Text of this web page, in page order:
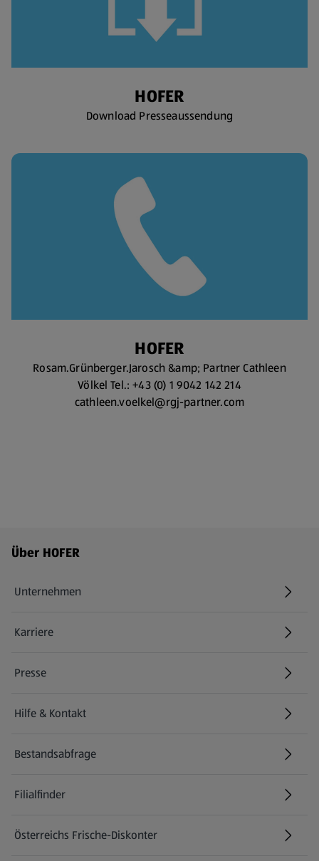
HOFER
Download Presseaussendung
HOFER
Rosam.Grünberger.Jarosch &amp; Partner Cathleen
Völkel Tel.: +43 (0) 1 9042 142 214
cathleen.voelkel@rgj-partner.com
Fußzeilenmenü - weitere Links
Über HOFER
Unternehmen
Karriere
(öffnet in einem neuen Tab)
Presse
Hilfe & Kontakt
(öffnet in einem neuen Tab)
Bestandsabfrage
(öffnet in einem neuen Tab)
Filialfinder
Österreichs Frische-Diskonter